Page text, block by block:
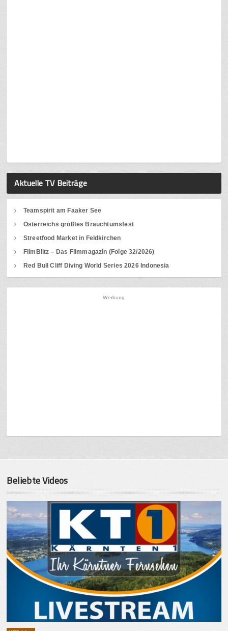
Aktuelle TV Beiträge
Teamspirit am Faaker See
Österreichs größtes Brauchtumsfest
Streetfood Market in Feldkirchen
FilmBlitz – Das Filmmagazin (Folge 32/2026)
Red Bull Cliff Diving World Series 2026 Indonesia
Werbung
Beliebte Videos